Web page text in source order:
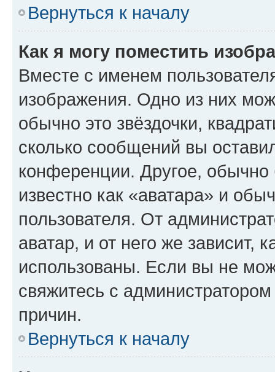
Вернуться к началу
Как я могу поместить
Вместе с именем
изображения. Одно из них
обычно это звёздочки,
сколько сообщений вы
конференции. Другое,
известно как «аватара» и
пользователя. От
аватар, и от него же зависит,
использованы. Если вы не
свяжитесь с
причин.
Вернуться к началу